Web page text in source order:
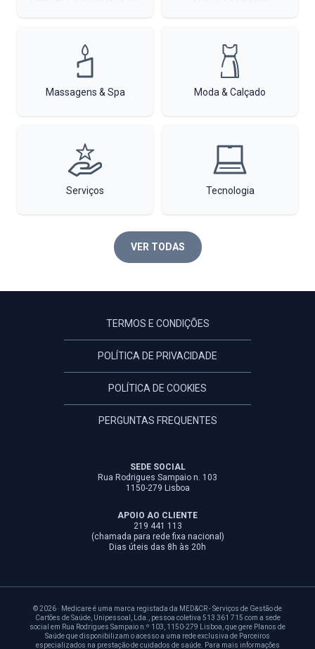
Massagens & Spa Moda & Calçado
Serviços Tecnologia
VER TODAS
TERMOS E CONDIÇÕES
POLÍTICA DE PRIVACIDADE
POLÍTICA DE COOKIES
PERGUNTAS FREQUENTES
SEDE SOCIAL
Rua Rodrigues Sampaio n. 103
1150-279 Lisboa
APOIO AO CLIENTE
219 441 113
(chamada para rede fixa nacional)
Dias úteis das 8h às 20h
© 2026 · Medicare é uma marca registada da MED&CR - Serviços de Gestão de
Cartões de Saúde, Unipessoal, Lda., pessoa coletiva 513 361 715 com a sede
social em Rua Rodrigues Sampaio n.º 103, 1150-279 Lisboa, que gere Planos de
Saúde que disponibilizam o acesso a uma rede exclusiva de Parceiros
especializados na prestação de cuidados de saúde. Para mais informações